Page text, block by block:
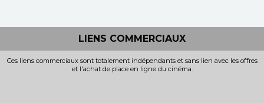
LIENS COMMERCIAUX
Ces liens commerciaux sont totalement indépendants et sans lien avec les offres
et l'achat de place en ligne du cinéma.